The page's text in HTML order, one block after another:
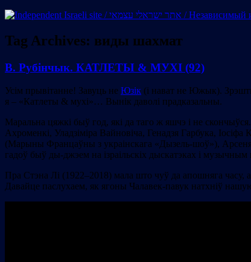
Tag Archives: виды шахмат
В. Рубінчык. КАТЛЕТЫ & МУХІ (92)
Усім прывітанне! Завуць не Юзік (і нават не Южык).
я – «Катлеты & мухі»… Вынік даволі прадказальны.
Маральна цяжкі быў год, які да таго ж яшчэ і не
Ахроменкі, Уладзіміра Вайновіча, Генадзя Гарбука,
(Марыны Францаўны з украінскага «Дызель-шоў»), Арсеня
гадоў быў ды-джэем на ізраільскіх дыскатэках і
Пра Стэна Лі (1922–2018) мала што чуў да апошняга часу,
Давайце паслухаем, як ягоны Чалавек-павук натхніў